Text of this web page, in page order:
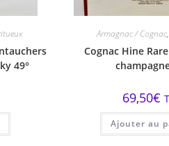
49°
Armagnac / Cognac
Cognac Hine
69,50€
Ajouter au